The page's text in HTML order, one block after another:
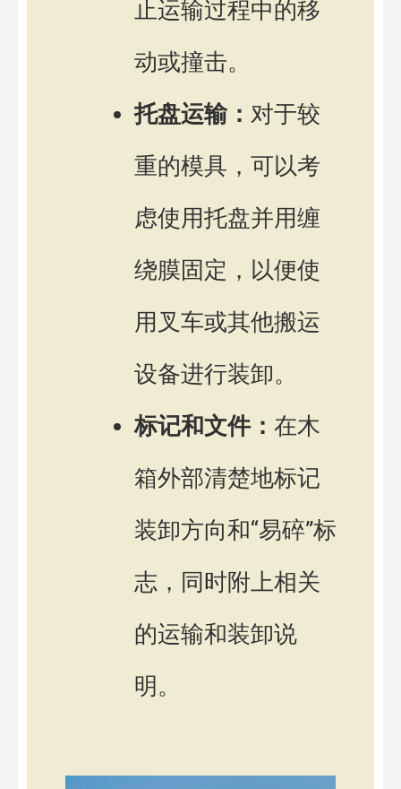
止运输过程中的移
动或撞击。
托盘运输： 对于较
重的模具，可以考
虑使用托盘并用缠
绕膜固定，以便使
用叉车或其他搬运
设备进行装卸。
标记和文件： 在木
箱外部清楚地标记
装卸方向和“易碎”标
志，同时附上相关
的运输和装卸说
明。